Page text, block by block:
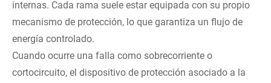
internas. Cada rama suele estar equipada con su propio
mecanismo de protección, lo que garantiza un flujo de
energía controlado.
Cuando ocurre una falla como sobrecorriente o
cortocircuito, el dispositivo de protección asociado a la